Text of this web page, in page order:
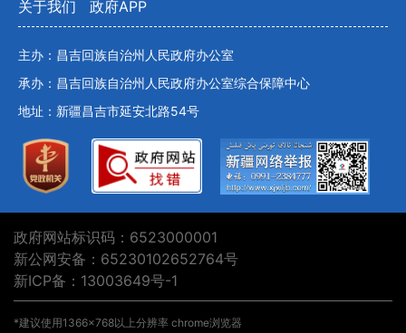
关于我们
政府APP
主办：昌吉回族自治州人民政府办公室
承办：昌吉回族自治州人民政府办公室综合保障中心
地址：新疆昌吉市延安北路54号
政府网站标识码：6523000001
新公网安备：65230102652764号
新ICP备：13003649号-1
*建议使用1366×768以上分辨率 chrome浏览器